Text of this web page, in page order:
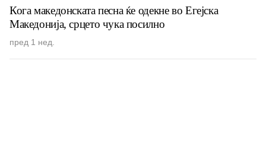
Кога македонската песна ќе одекне во Егејска
Македонија, срцето чука посилно
пред 1 нед.